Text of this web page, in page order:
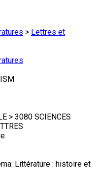
> Lettres et
> 3080 SCIENCES
Littérature : histoire et